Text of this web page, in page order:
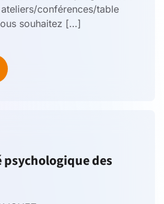
conférences/table
souhaitez […]
des